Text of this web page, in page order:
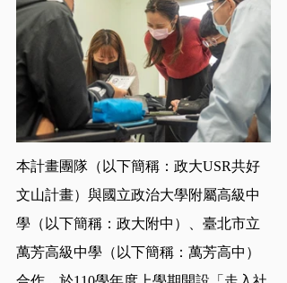
本計畫團隊（以下簡稱：政大USR共好
文山計畫）與國立政治大學附屬高級中
學（以下簡稱：政大附中）、臺北市立
萬芳高級中學（以下簡稱：萬芳高中）